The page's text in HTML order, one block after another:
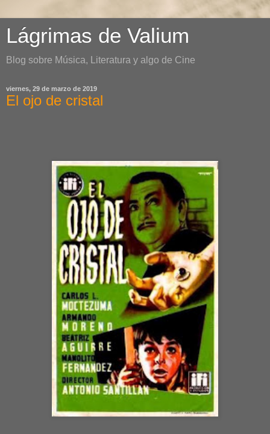
Lágrimas de Valium
Blog sobre Música, Literatura y algo de Cine
viernes, 29 de marzo de 2019
El ojo de cristal